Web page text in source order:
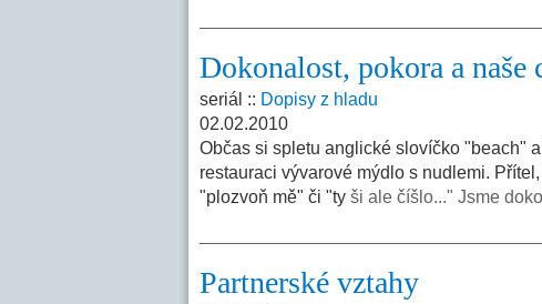
Dokonalost, pokora a naše
seriál :: Dopisy z hladu
02.02.2010
Občas si spletu anglické slovíčko "beach"
restauraci vývarové mýdlo s nudlemi.
"plozvoň mě" či "ty ši ale číšlo..." Jsme
Partnerské vztahy